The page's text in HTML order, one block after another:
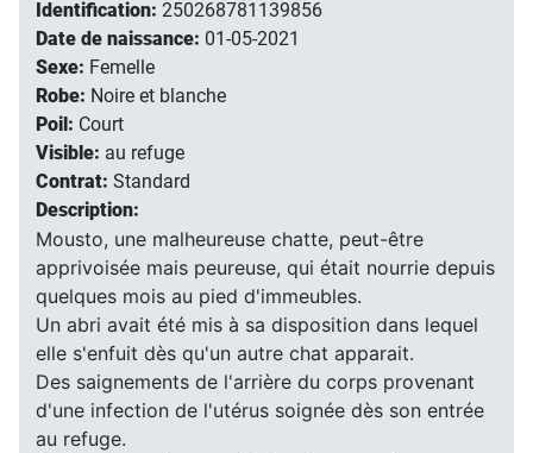
Identification: 250268781139856
Date de naissance: 01-05-2021
Sexe: Femelle
Robe: Noire et blanche
Poil: Court
Visible: au refuge
Contrat: Standard
Description:
Mousto, une malheureuse chatte, peut-être
apprivoisée mais peureuse, qui était nourrie depuis
quelques mois au pied d'immeubles.
Un abri avait été mis à sa disposition dans lequel
elle s'enfuit dès qu'un autre chat apparait.
Des saignements de l'arrière du corps provenant
d'une infection de l'utérus soignée dès son entrée
au refuge.